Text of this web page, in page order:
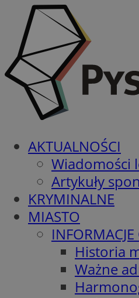
AKTUALNOŚCI
Wiadomości
Artykuły
KRYMINALNE
MIASTO
Historia
Ważne